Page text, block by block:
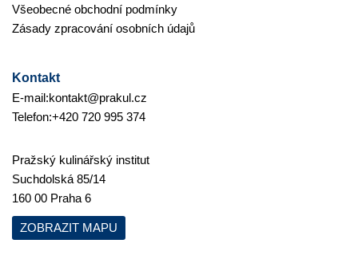
Všeobecné obchodní podmínky
Zásady zpracování osobních údajů
Kontakt
E-mail:kontakt@prakul.cz
Telefon:+420 720 995 374
Pražský kulinářský institut
Suchdolská 85/14
160 00 Praha 6
ZOBRAZIT MAPU